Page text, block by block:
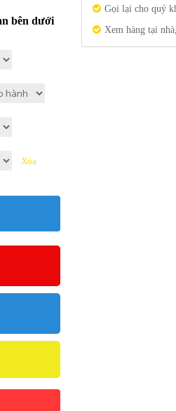
bên dưới
Xóa
Gọi lại cho quý
Xem hàng tại